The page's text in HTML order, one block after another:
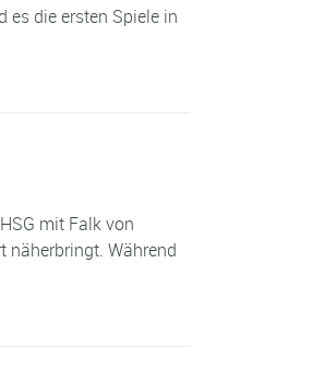
es die ersten Spiele in
mit Falk von
näherbringt. Während